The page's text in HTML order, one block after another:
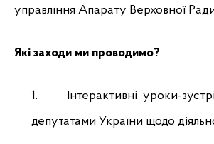
управління Апарату Верховної
Які заходи ми проводимо?
1.
Інтерактивні уроки-
депутатами України щодо